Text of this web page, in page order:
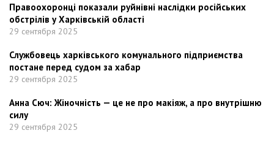
Правоохоронці показали руйнівні наслідки російських
обстрілів у Харківській області
29 сентября 2025
Службовець харківського комунального підприємства
постане перед судом за хабар
29 сентября 2025
Анна Сюч: Жіночність — це не про макіяж, а про внутрішню
силу
29 сентября 2025